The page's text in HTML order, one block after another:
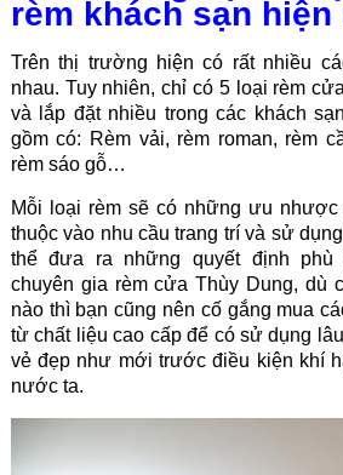
rèm khách sạn hiện
Trên thị trường hiện có rất nhiều
nhau. Tuy nhiên, chỉ có 5 loại rèm
và lắp đặt nhiều trong các khách
gồm có: Rèm vải, rèm roman, rèm
rèm sáo gỗ…
Mỗi loại rèm sẽ có những ưu nhược
thuộc vào nhu cầu trang trí và sử
thể đưa ra những quyết định phù
chuyên gia rèm cửa Thùy Dung, dù
nào thì bạn cũng nên cố gắng mua
từ chất liệu cao cấp để có sử dụng
vẻ đẹp như mới trước điều kiện khí
nước ta.